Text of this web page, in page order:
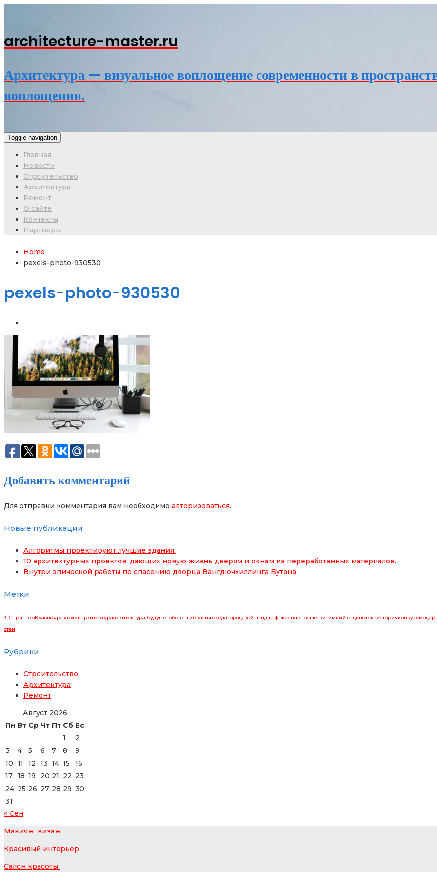
architecture-master.ru
Архитектура — визуальное воплощение современности в
воплощении.
Toggle navigation
Главная
Новости
Строительство
Архитектура
Ремонт
О сайте
Контакты
Партнеры
Home
pexels-photo-930530
pexels-photo-930530
Добавить комментарий
Для отправки комментария вам необходимо авторизоваться.
Новые публикации
Алгоритмы проектируют лучшие здания.
10 архитектурных проектов, дающих новую жизнь дверям и окнам из переработанных материалов.
Внутри эпической работы по спасению дворца Вангдючхиллинга Бутана.
Метки
3D-принтерКрасноярскархивархитектураархитектура будущегобетонгибкостьгородагородской ландшафтжесткие решеткизимний садипотекаисторияконкурс
стен
Рубрики
Строительство
Архитектура
Ремонт
Август 2026
Пн Вт Ср Чт Пт Сб Вс
1
2
3
4 5 6 7 8
9
10 11 12 13 14 15
16
17 18 19 20 21 22 23
24 25 26 27 28 29 30
31
« Сен
Макияж, визаж
Красивый интерьер
Салон красоты